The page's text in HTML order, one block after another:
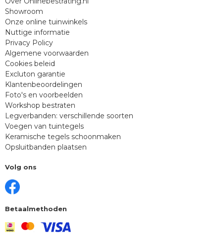
Showroom
Onze online tuinwinkels
Nuttige informatie
Privacy Policy
Algemene voorwaarden
Cookies beleid
Excluton garantie
Klantenbeoordelingen
Foto's en voorbeelden
Workshop bestraten
Legverbanden: verschillende soorten
Voegen van tuintegels
Keramische tegels schoonmaken
Opsluitbanden plaatsen
Volg ons
Betaalmethoden